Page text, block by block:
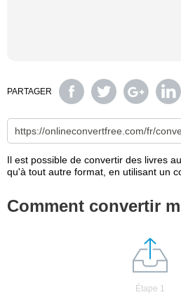
PARTAGER
Il est possible de convertir des livres
qu'à tout autre format, en utilisant un
Comment convertir
Étape 1